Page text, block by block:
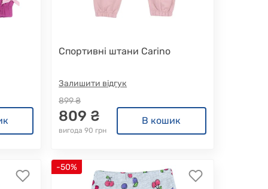
Спортивні штани Carino
Залишити відгук
899 ₴
809 ₴
вигода 90 грн
В кошик
-50%